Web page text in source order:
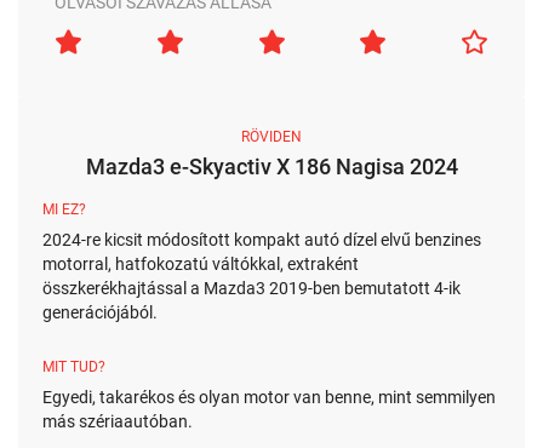
RÖVIDEN
Mazda3 e-Skyactiv X 186 Nagisa 2024
MI EZ?
2024-re kicsit módosított kompakt autó dízel elvű benzines
motorral, hatfokozatú váltókkal, extraként
összkerékhajtással a Mazda3 2019-ben bemutatott 4-ik
generációjából.
MIT TUD?
Egyedi, takarékos és olyan motor van benne, mint semmilyen
más szériaautóban.